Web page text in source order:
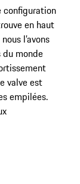
configuration
en haut
l’avons
monde
valve est
empilées.